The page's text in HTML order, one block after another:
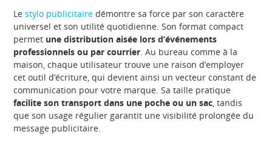
Lestylo publicitaire démontre sa force par son caractère
universel et son utilité quotidienne. Son format compact
permet une distribution aisée lors d’événements
professionnels ou par courrier. Au bureau comme à la
maison, chaque utilisateur trouve une raison d’employer
cet outil d’écriture, qui devient ainsi un vecteur constant de
communication pour votre marque. Sa taille pratique
facilite son transport dans une poche ou un sac, tandis
que son usage régulier garantit une visibilité prolongée du
message publicitaire.